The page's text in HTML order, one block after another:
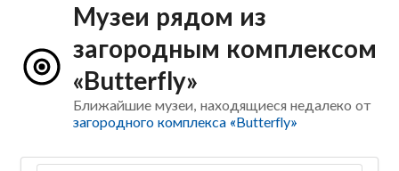
Музеи рядом из
загородным комплексом
«Butterfly»
Ближайшие музеи, находящиеся недалеко от
загородного комплекса «Butterfly»